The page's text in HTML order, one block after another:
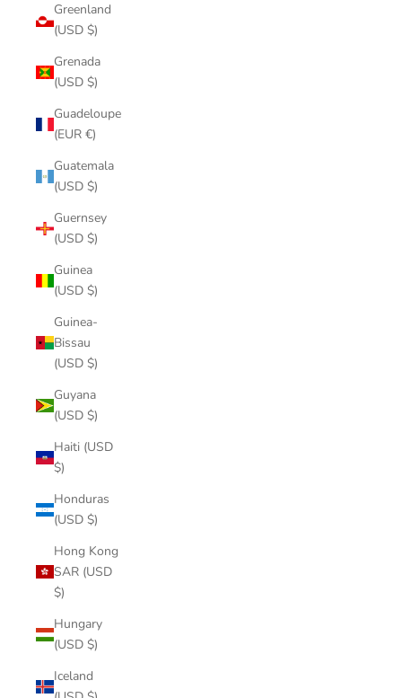
Greenland
(USD $)
Grenada
(USD $)
Guadeloupe
(EUR €)
Guatemala
(USD $)
Guernsey
(USD $)
Guinea
(USD $)
Guinea-
Bissau
(USD $)
Guyana
(USD $)
Haiti (USD
$)
Honduras
(USD $)
Hong Kong
SAR (USD
$)
Hungary
(USD $)
Iceland